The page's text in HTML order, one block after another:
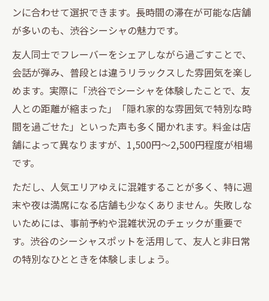
ンに合わせて選択できます。長時間の滞在が可能な店舗
が多いのも、渋谷シーシャの魅力です。
友人同士でフレーバーをシェアしながら過ごすことで、
会話が弾み、普段とは違うリラックスした雰囲気を楽し
めます。実際に「渋谷でシーシャを体験したことで、友
人との距離が縮まった」「隠れ家的な雰囲気で特別な時
間を過ごせた」といった声も多く聞かれます。料金は店
舗によって異なりますが、1,500円～2,500円程度が相場
です。
ただし、人気エリアゆえに混雑することが多く、特に週
末や夜は満席になる店舗も少なくありません。失敗しな
いためには、事前予約や混雑状況のチェックが重要で
す。渋谷のシーシャスポットを活用して、友人と非日常
の特別なひとときを体験しましょう。